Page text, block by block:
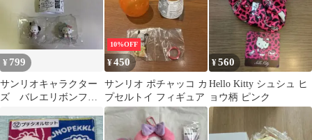
¥ 799
サンリオキャラクター
ズ バレエリボンフィ
ィ ポチャッコ
10%OFF
¥450
サンリオ ポチャッコ カ
プセルトイ フィギュア
¥560
Hello Kitty シュシュ ヒ
ョウ柄 ピンク